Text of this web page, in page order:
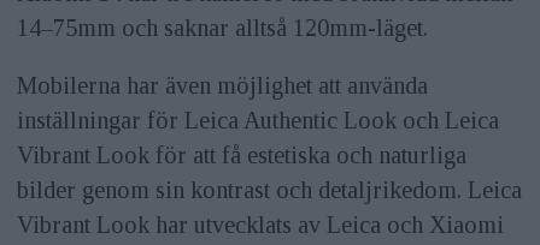
14–75mm och saknar alltså 120mm-läget.
Mobilerna har även möjlighet att använda
inställningar för Leica Authentic Look och Leica
Vibrant Look för att få estetiska och naturliga
bilder genom sin kontrast och detaljrikedom. Leica
Vibrant Look har utvecklats av Leica och Xiaomi